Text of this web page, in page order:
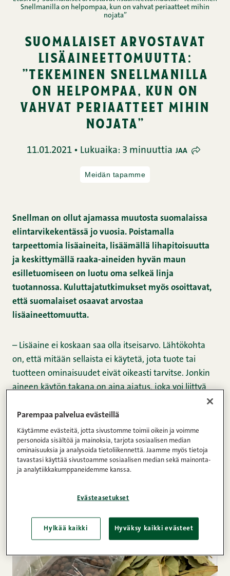
Snellmanilla on helpompaa, kun on vahvat periaatteet mihin
nojata”
suomalaiset arvostavat
lisäaineettomuutta:
”tekeminen snellmanilla
on helpompaa, kun on
vahvat periaatteet mihin
nojata”
11.01.2021 • Lukuaika: 3 minuuttia JAA
Meidän tapamme
Snellman on ollut ajamassa muutosta suomalaissa
elintarvikekentässä jo vuosia. Poistamalla
tarpeettomia lisäaineita, lisäämällä lihapitoisuutta
ja keskittymällä raaka-aineiden hyvän maun
esilletuomiseen on luotu oma selkeä linja
tuotannossa. Kuluttajatutkimukset myös osoittavat,
että suomalaiset osaavat arvostaa
lisäaineettomuutta.
– Lisäaine ei koskaan saa olla itseisarvo. Lähtökohta
on, että mitään sellaista ei käytetä, jota tuote tai
tuotteen ominaisuudet eivät oikeasti tarvitse. Jonkin
aineen käytön takana on aina ajatus, joka voi liittyä
tuoteryhmäpäällikkö Johanna Salo.
Käytännössä elintarvikelisäaineet ovat aineita, jotka
lisätään tarkoituksellisesti elintarvikkeisiin jotain
teknologista tarkoitusta varten, esimerkiksi
Parempaa palvelua evästeillä
Käytämme evästeitä, jotta sivustomme toimii oikein ja voimme
personoida sisältöä ja mainoksia, tarjota sosiaalisen median
ominaisuuksia ja analysoida tietoliikennettä. Jaamme myös tietoja
tavastasi käyttää sivustoamme sosiaalisen median sekä mainonta-
ja analytiikkakumppaneidemme kanssa.
Evästeasetukset
Hylkää kaikki Hyväksy kaikki evästeet